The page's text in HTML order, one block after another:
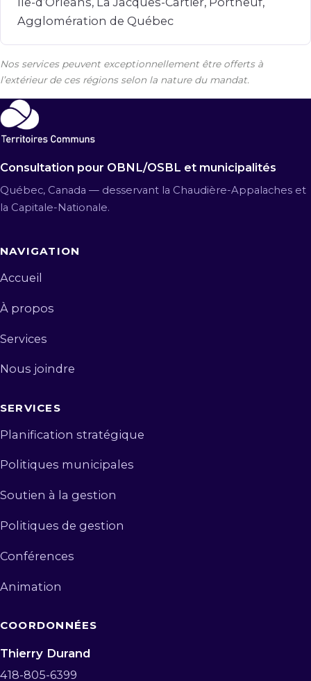
Agglomération de Québec
Nos services peuvent exceptionnellement être offerts à
l’extérieur de ces régions selon la nature du mandat.
Consultation pour OBNL/OSBL et municipalités
Québec, Canada — desservant la Chaudière-Appalaches et
la Capitale-Nationale.
NAVIGATION
Accueil
À propos
Services
Nous joindre
SERVICES
Planification stratégique
Politiques municipales
Soutien à la gestion
Politiques de gestion
Conférences
Animation
COORDONNÉES
Thierry Durand
418-805-6399